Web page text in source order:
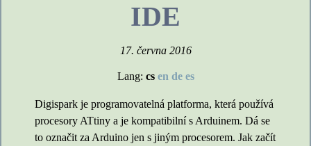
IDE
17. června 2016
Lang: cs en de es
Digispark je programovatelná platforma, která používá
procesory ATtiny a je kompatibilní s Arduinem. Dá se
to označit za Arduino jen s jiným procesorem. Jak začít